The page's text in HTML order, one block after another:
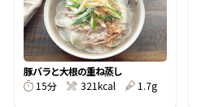
氷熟®︎
だしパック
豚バラと大根の重ね蒸し
15分
321kcal 1.7g